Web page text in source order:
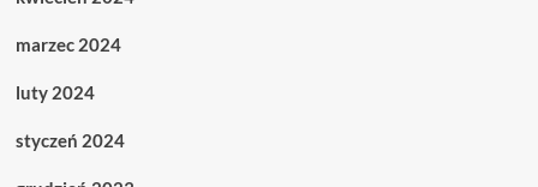
marzec 2024
luty 2024
styczeń 2024